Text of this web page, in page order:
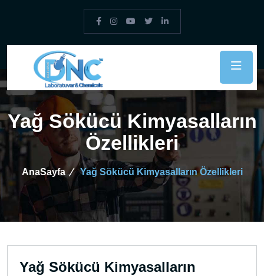
Yağ Sökücü Kimyasalların
Özellikleri
AnaSayfa Yağ Sökücü Kimyasalların Özellikleri
Yağ Sökücü Kimyasalların